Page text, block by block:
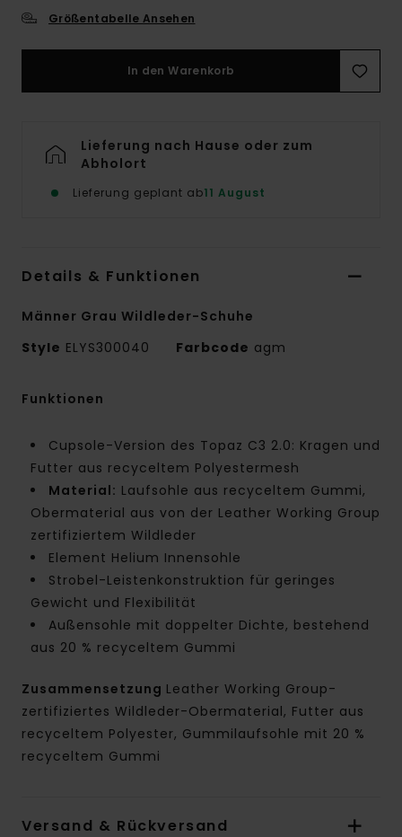
Größentabelle Ansehen
In den Warenkorb
Lieferung nach Hause oder zum
Abholort
Lieferung geplant ab11 August
Details & Funktionen
Männer Grau Wildleder-Schuhe
Style ELYS300040 Farbcode agm
Funktionen
Cupsole-Version des Topaz C3 2.0: Kragen und
Futter aus recyceltem Polyestermesh
Material: Laufsohle aus recyceltem Gummi,
Obermaterial aus von der Leather Working Group
zertifiziertem Wildleder
Element Helium Innensohle
Strobel-Leistenkonstruktion für geringes
Gewicht und Flexibilität
Außensohle mit doppelter Dichte, bestehend
aus 20 % recyceltem Gummi
Zusammensetzung Leather Working Group-
zertifiziertes Wildleder-Obermaterial, Futter aus
recyceltem Polyester, Gummilaufsohle mit 20 %
recyceltem Gummi
Versand & Rückversand